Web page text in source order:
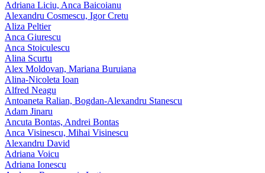
Adriana Liciu, Anca Baicoianu
Alexandru Cosmescu, Igor Cretu
Aliza Peltier
Anca Giurescu
Anca Stoiculescu
Alina Scurtu
Alex Moldovan, Mariana Buruiana
Alina-Nicoleta Ioan
Alfred Neagu
Antoaneta Ralian, Bogdan-Alexandru Stanescu
Adam Jinaru
Ancuta Bontas, Andrei Bontas
Anca Visinescu, Mihai Visinescu
Alexandru David
Adriana Voicu
Adriana Ionescu